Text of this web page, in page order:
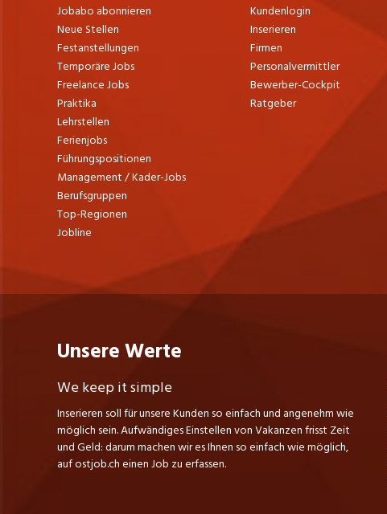
Jobabo abonnieren
Neue Stellen
Festanstellungen
Temporäre Jobs
Freelance Jobs
Praktika
Lehrstellen
Ferienjobs
Führungspositionen
Management / Kader-Jobs
Berufsgruppen
Top-Regionen
Jobline
Kundenlogin
Inserieren
Firmen
Personalvermittler
Bewerber-Cockpit
Ratgeber
Unsere Werte
We keep it simple
Inserieren soll für unsere Kunden so einfach und angenehm wie
möglich sein. Aufwändiges Einstellen von Vakanzen frisst Zeit
und Geld: darum machen wir es Ihnen so einfach wie möglich,
auf ostjob.ch einen Job zu erfassen.